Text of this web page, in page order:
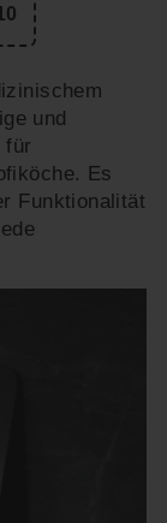
und
für
Es
Funktionalität